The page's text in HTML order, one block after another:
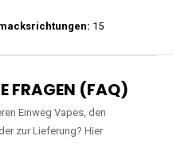
15
FRAGEN (FAQ)
Einweg Vapes, den
zur Lieferung? Hier